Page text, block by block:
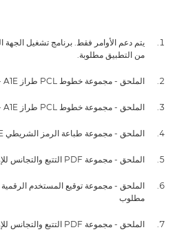
يتم دعم الأوامر فقط. برنامج تشغيل الجهة
من التطبيق مطلوبة.
الملحق - مجموعة خطوط PCL طراز A1E - مطلوب
الملحق - مجموعة خطوط PCL طراز A1E - مطلوب
الملحق - مجموعة طباعة الرمز الشريطي D1E - مطلوبة
الملحق - مجموعة PDF التتبع والتجانس للإرسال العام طراز A1 - مطلوب
مطلوب
الملحق - مجموعة PDF التتبع والتجانس للإرسال العام طراز A1 - مطلوب